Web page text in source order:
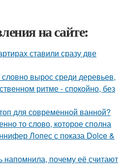
на сайте:
ставили сразу две
вырос среди деревьев,
ритме - спокойно, без
для современной ванной?
то слово, которое сполна
Лопес с показа Dolce &
напомнила, почему её считают